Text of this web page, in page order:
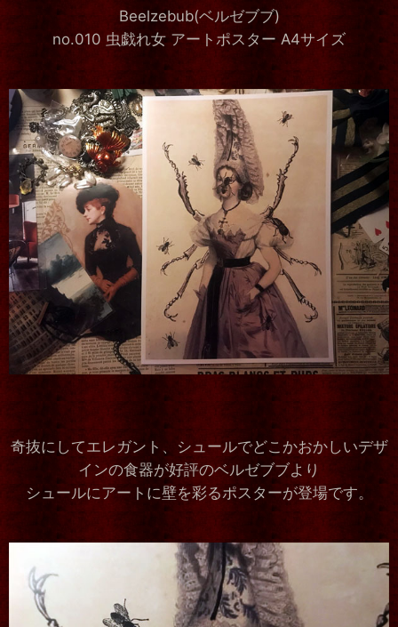
Beelzebub(ベルゼブブ)
no.010 虫戯れ女 アートポスター A4サイズ
奇抜にしてエレガント、シュールでどこかおかしいデザ
インの食器が好評のベルゼブブより
シュールにアートに壁を彩るポスターが登場です。